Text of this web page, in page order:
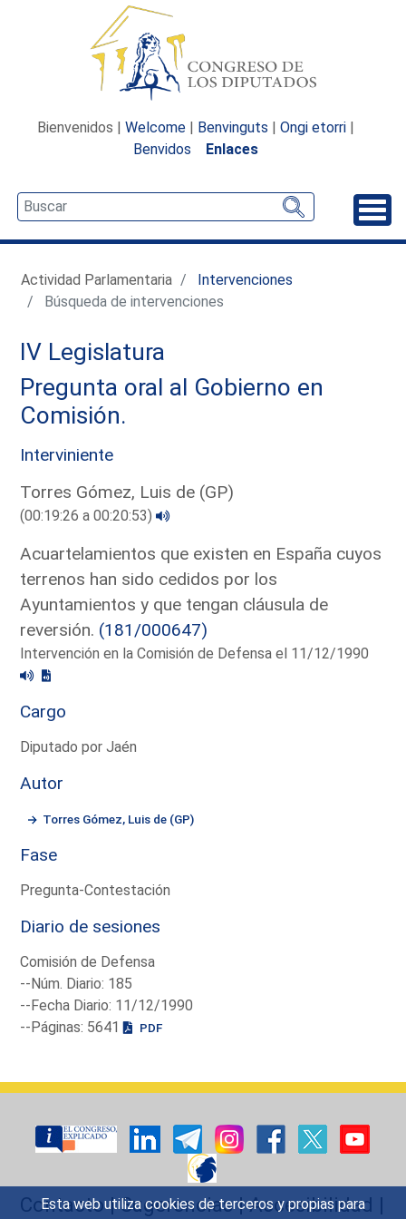
Esta web utiliza cookies de terceros y propias para
Bienvenidos | Welcome | Benvinguts | Ongi etorri |
Benvidos
Enlaces
Actividad Parlamentaria
Intervenciones
Búsqueda de intervenciones
IV Legislatura
Pregunta oral al Gobierno en
Comisión.
Interviniente
Torres Gómez, Luis de (GP)
(00:19:26 a 00:20:53)
Acuartelamientos que existen en España cuyos
terrenos han sido cedidos por los
Ayuntamientos y que tengan cláusula de
reversión. (181/000647)
Intervención en la Comisión de Defensa el 11/12/1990
Cargo
Diputado por Jaén
Autor
Torres Gómez, Luis de (GP)
Fase
Pregunta-Contestación
Diario de sesiones
Comisión de Defensa
--Núm. Diario: 185
--Fecha Diario: 11/12/1990
--Páginas: 5641
PDF
Contacto|Sugerencias|Accesibilidad |